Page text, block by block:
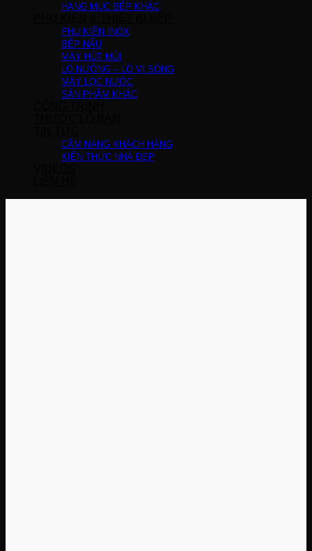
HẠNG MỤC BẾP KHÁC
PHỤ KIỆN INOX
BẾP NẤU
MÁY HÚT MÙI
LÒ NƯỚNG – LÒ VI SÓNG
MÁY LỌC NƯỚC
SẢN PHẨM KHÁC
CẨM NANG KHÁCH HÀNG
KIẾN THỨC NHÀ ĐẸP